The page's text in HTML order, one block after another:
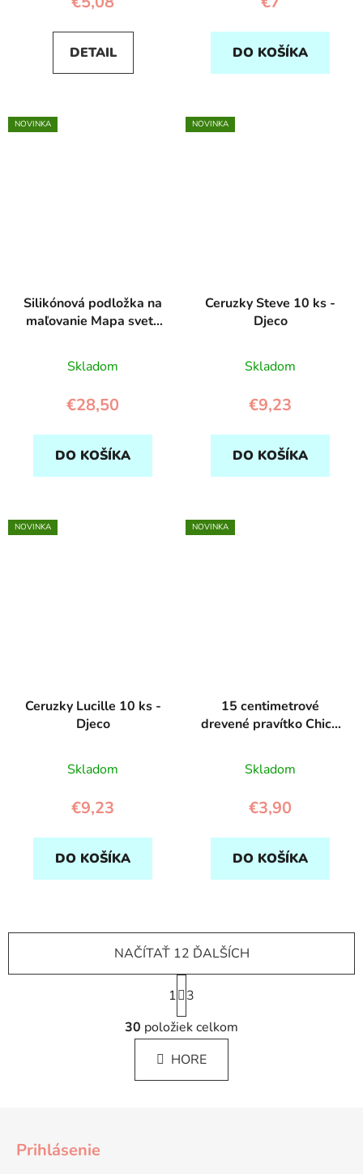
DETAIL DO KOŠÍKA
NOVINKA
Silikónová podložka na
maľovanie Mapa sveta
Skladom
€28,50
DO KOŠÍKA
NOVINKA
Ceruzky Steve 10 ks -
Djeco
Skladom
€9,23
DO KOŠÍKA
NOVINKA
Ceruzky Lucille 10 ks -
Djeco
Skladom
€9,23
DO KOŠÍKA
NOVINKA
15 centimetrové
drevené pravítko Chic -
Skladom
€3,90
DO KOŠÍKA
O
v
l
á
d
NAČÍTAŤ 12 ĎALŠÍCH
S
t
r
á
n
k
1
3
30 položiek celkom
HORE
Prihlásenie